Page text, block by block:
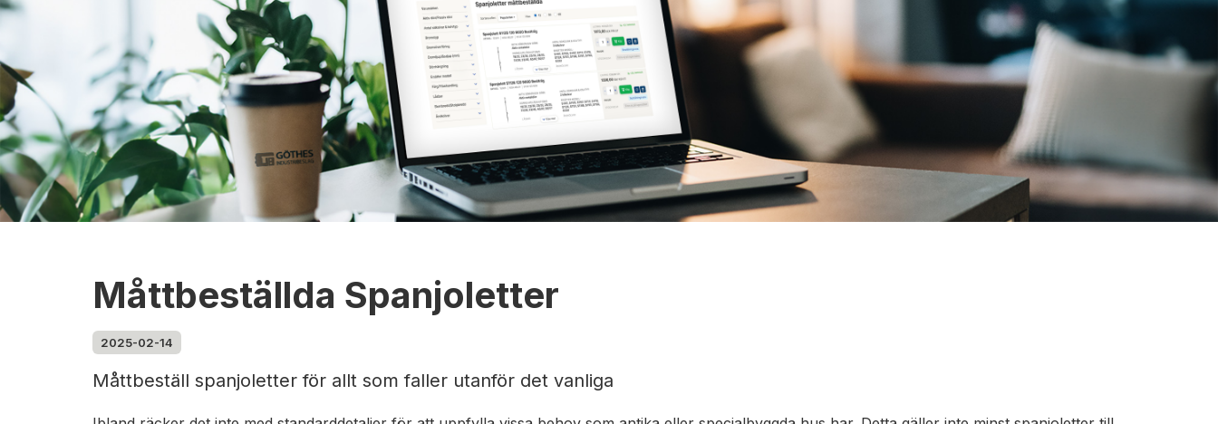
Måttbeställda Spanjoletter
2025-02-14
Måttbeställ spanjoletter för allt som faller utanför det vanliga